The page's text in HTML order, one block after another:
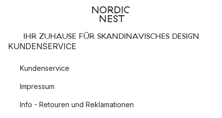
IHR ZUHAUSE FÜR SKANDINAVISCHES DESIGN
KUNDENSERVICE
Kundenservice
Impressum
Info - Retouren und Reklamationen